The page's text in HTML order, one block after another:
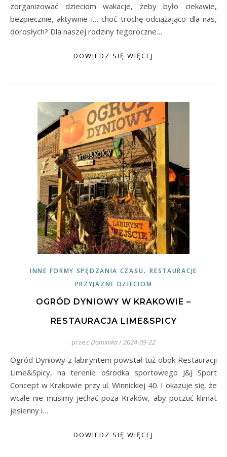
zorganizować dzieciom wakacje, żeby było ciekawie,
bezpiecznie, aktywnie i… choć trochę odciążająco dla nas,
dorosłych? Dla naszej rodziny tegoroczne…
DOWIEDZ SIĘ WIĘCEJ
INNE FORMY SPĘDZANIA CZASU,RESTAURACJE
PRZYJAZNE DZIECIOM
OGRÓD DYNIOWY W KRAKOWIE –
RESTAURACJA LIME&SPICY
przez Dominika/2024-09-22
Ogród Dyniowy z labiryntem powstał tuż obok Restauracji
Lime&Spicy, na terenie ośrodka sportowego J&J Sport
Concept w Krakowie przy ul. Winnickiej 40. I okazuje się, że
wcale nie musimy jechać poza Kraków, aby poczuć klimat
jesienny i…
DOWIEDZ SIĘ WIĘCEJ